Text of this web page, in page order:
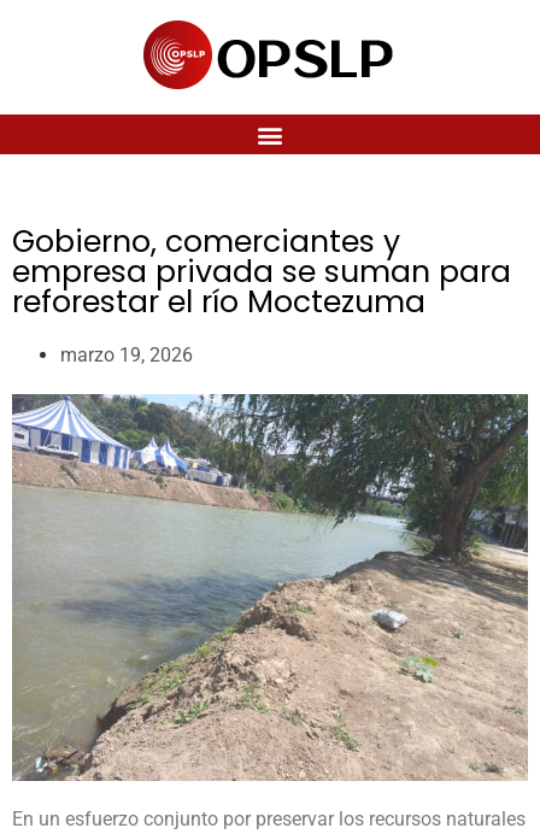
Gobierno, comerciantes y
empresa privada se suman para
reforestar el río Moctezuma
marzo 19, 2026
En un esfuerzo conjunto por preservar los recursos naturales